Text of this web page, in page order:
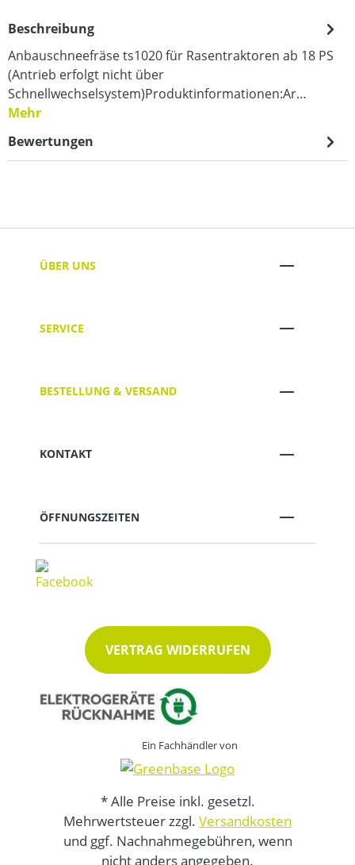
Beschreibung
Anbauschneefräse ts1020 für Rasentraktoren ab 18 PS
(Antrieb erfolgt nicht über
Schnellwechselsystem)Produktinformationen:Ar…
Mehr
Bewertungen
ÜBER UNS
SERVICE
BESTELLUNG & VERSAND
KONTAKT
ÖFFNUNGSZEITEN
VERTRAG WIDERRUFEN
Ein Fachhändler von
* Alle Preise inkl. gesetzl.
Mehrwertsteuer zzgl. Versandkosten
und ggf. Nachnahmegebühren, wenn
nicht anders angegeben.